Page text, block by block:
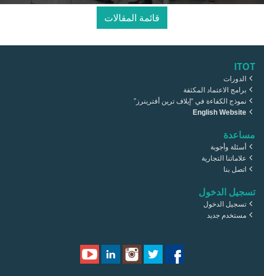
قائمة المقالات
ITOT
الدورات
برامج الاعتماد المكثفة
نموذج الكفاءة في “إيلاف ترين أفترينرز”
English Website
مساعدة
أسئلة وأجوبة
علاماتنا التجارية
اتصل بنا
تسجيل الدخول
تسجيل الدخول
مستخدم جديد